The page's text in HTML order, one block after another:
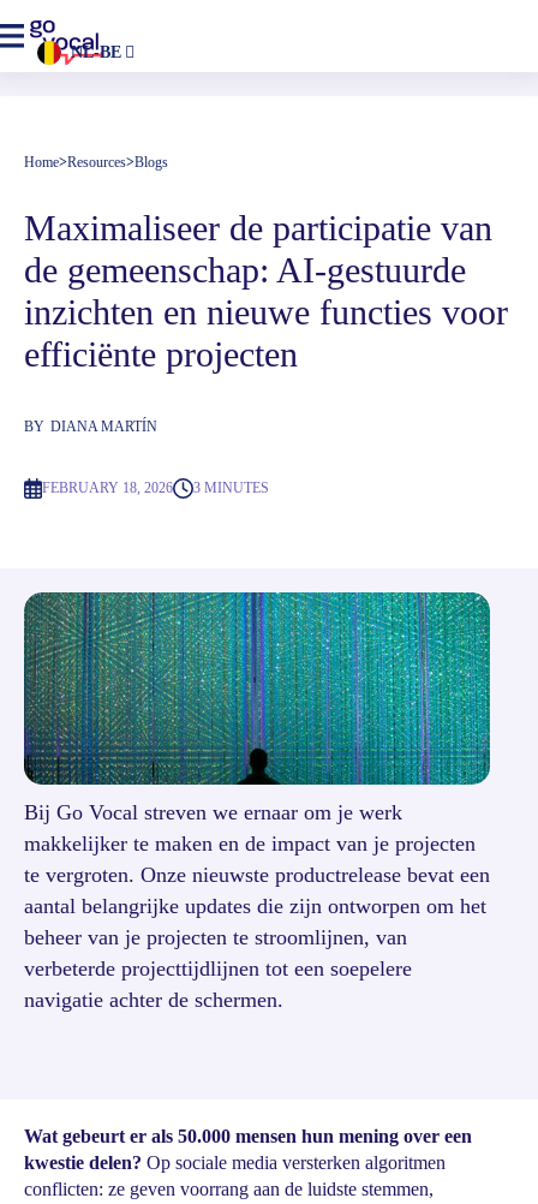
NL-BE
Home>Resources>Blogs
Maximaliseer de participatie van
de gemeenschap: AI-gestuurde
inzichten en nieuwe functies voor
efficiënte projecten
BY DIANA MARTÍN
FEBRUARY 18, 2026 3 MINUTES
Bij Go Vocal streven we ernaar om je werk
makkelijker te maken en de impact van je projecten
te vergroten. Onze nieuwste productrelease bevat een
aantal belangrijke updates die zijn ontworpen om het
beheer van je projecten te stroomlijnen, van
verbeterde projecttijdlijnen tot een soepelere
navigatie achter de schermen.
Wat gebeurt er als 50.000 mensen hun mening over een
kwestie delen? Op sociale media versterken algoritmen
conflicten: ze geven voorrang aan de luidste stemmen,